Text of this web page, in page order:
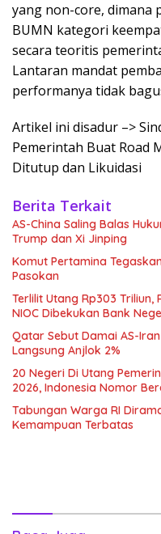
yang non-core, dimana
BUMN kategori
secara teoritis
Lantaran mandat
performanya tidak
Artikel ini disadur –>
Pemerintah Buat Road
Ditutup dan Likuidasi
Berita Terkait
AS-China Saling Balas
Trump dan Xi Jinping
Komut Pertamina
Pasokan
Terlilit Utang Rp303 Triliun,
NIOC Dibekukan Bank
Qatar Sebut Damai AS-
Langsung Anjlok 2%
20 Negeri Di Utang
2026, Indonesia Nomor
Tabungan Warga RI
Kemampuan Terbatas